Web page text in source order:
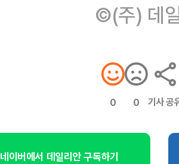
©(주) 데
0 0 기사 공
네이버에서 데일리안 구독하기